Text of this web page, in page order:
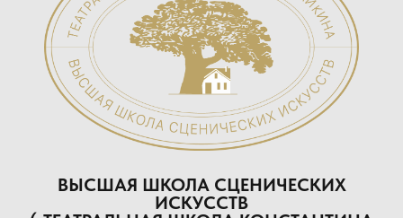
ВЫСШАЯ ШКОЛА СЦЕНИЧЕСКИХ
ИСКУССТВ